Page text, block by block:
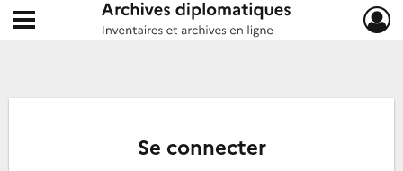
Archives diplomatiques
Ouvrir le menu déroulant
Se connecter